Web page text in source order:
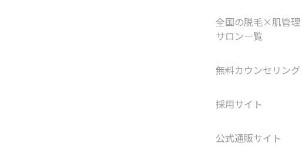
全国の脱毛×肌管理
サロン一覧
無料カウンセリング
採用サイト
公式通販サイト